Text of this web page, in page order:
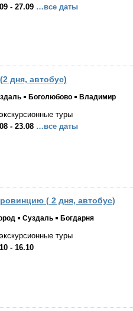
- 27.09 …все даты
дня, автобус)
Боголюбово Владимир
экскурсионные туры
- 23.08 …все даты
( 2 дня, автобус)
Суздаль Богдарня
экскурсионные туры
- 16.10